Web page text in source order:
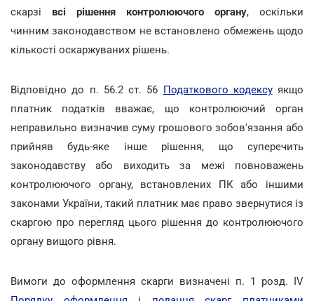
скарзі всі рішення контролюючого органу, оскільки
чинним законодавством не встановлено обмежень щодо
кількості оскаржуваних рішень.
Відповідно до п. 56.2 ст. 56 Податкового кодексуякщо
платник податків вважає, що контролюючий орган
неправильно визначив суму грошового зобов'язання або
прийняв будь-яке інше рішення, що суперечить
законодавству або виходить за межі повноважень
контролюючого органу, встановлених ПК або іншими
законами України, такий платник має право звернутися із
скаргою про перегляд цього рішення до контролюючого
органу вищого рівня.
Вимоги до оформлення скарги визначені п. 1 розд. IV